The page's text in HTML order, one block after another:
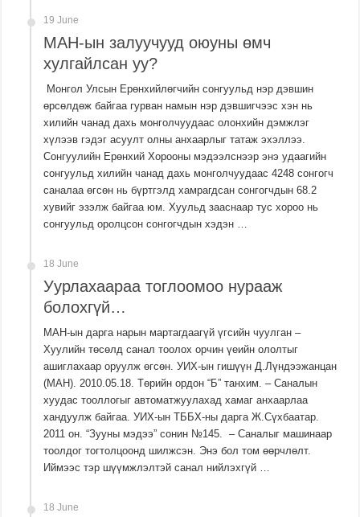
19 June
МАН-ын залуучууд оюуны өмч
хулгайлсан уу?
Монгол Улсын Ерөнхийлөгчийн сонгуульд нэр дэвшин
өрсөлдөж байгаа гурван намын нэр дэвшигчээс хэн нь
хилийн чанад дахь монголчуудаас олонхийн дэмжлэг
хүлээв гэдэг асуулт олны анхаарлыг татаж эхэллээ.
Сонгуулийн Ерөнхий Хорооны мэдээлснээр энэ удаагийн
сонгуульд хилийн чанад дахь монголчуудаас 4248 сонгогч
саналаа өгсөн нь бүртгэлд хамрагдсан сонгогчдын 68.2
хувийг эзэлж байгаа юм. Хуульд зааснаар тус хороо нь
сонгуульд оролцсон сонгогчдын хэдэн …
18 June
Уурлахаараа тоглоомоо нурааж
болохгүй…
МАН-ын дарга нарын мартагдаагүй үгсийн чуулган –
Хуулийн төсөлд санал тоолох орчин үеийн ололтыг
ашиглахаар оруулж өгсөн. УИХ-ын гишүүн Д.Лүндээжанцан
(МАН). 2010.05.18. Төрийн ордон “Б” танхим. – Саналын
хуудас тооллогыг автоматжуулахад хамаг анхаарлаа
хандуулж байгаа. УИХ-ын ТББХ-ны дарга Ж.Сүхбаатар.
2011 он. “Зууны мэдээ” сонин №145. – Саналыг машинаар
тоолдог тогтолцоонд шилжсэн. Энэ бол том өөрчлөлт.
Иймээс тэр шүүмжлэлтэй санал нийлэхгүй …
18 June